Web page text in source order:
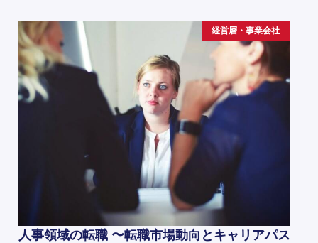
経営層・事業会社
人事領域の転職 〜転職市場動向とキャリアパス